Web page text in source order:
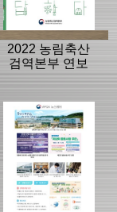
2022 농림축산
검역본부 연보